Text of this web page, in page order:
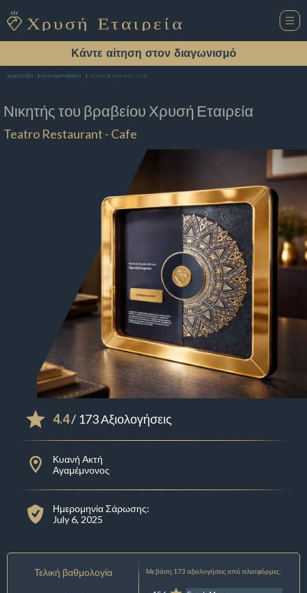
Κάντε αίτηση στον διαγωνισμό
Αρχική Σελίδα Εστιατόριο Καμαρεσ Teatro Restaurant - Cafe
Νικητής του βραβείου Χρυσή Εταιρεία
Teatro Restaurant - Cafe
4.4/ 173 Αξιολογήσεις
Κυανή Ακτή
Αγαμέμνονος
Ημερομηνία Σάρωσης:
July 6, 2025
Τελική βαθμολογία Με βάση 173 αξιολογήσεις από πλατφόρμες: